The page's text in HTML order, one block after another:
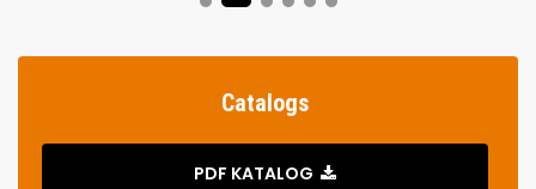
Catalogs
PDF KATALOG